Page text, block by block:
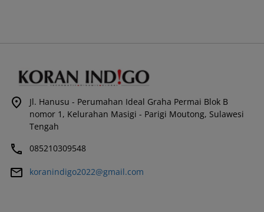
Jl. Hanusu - Perumahan Ideal Graha Permai Blok B
nomor 1, Kelurahan Masigi - Parigi Moutong, Sulawesi
Tengah
085210309548
koranindigo2022@gmail.com